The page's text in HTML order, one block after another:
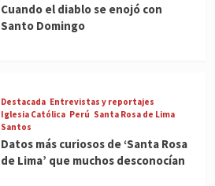
Cuando el diablo se enojó con
Santo Domingo
Destacada Entrevistas y reportajes
Iglesia Católica Perú Santa Rosa de Lima
Santos
Datos más curiosos de ‘Santa Rosa
de Lima’ que muchos desconocían